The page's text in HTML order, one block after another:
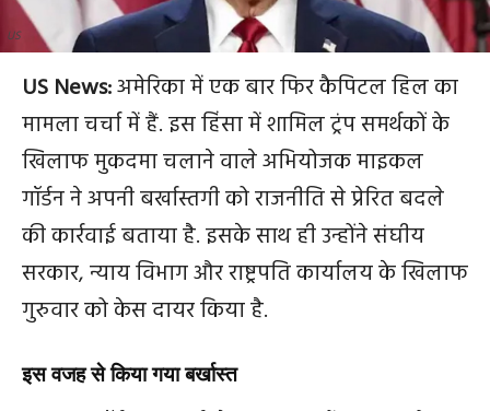
US
US News:अमेरिका में एक बार फिर कैपिटल हिल का
मामला चर्चा में हैं. इस हिंसा में शामिल ट्रंप समर्थकों के
खिलाफ मुकदमा चलाने वाले अभियोजक माइकल
गॉर्डन ने अपनी बर्खास्तगी को राजनीति से प्रेरित बदले
की कार्रवाई बताया है. इसके साथ ही उन्होंने संघीय
सरकार, न्याय विभाग और राष्ट्रपति कार्यालय के खिलाफ
गुरुवार को केस दायर किया है.
इस वजह से किया गया बर्खास्‍त